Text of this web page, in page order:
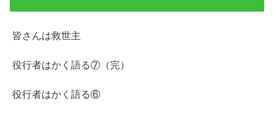
皆さんは救世主
役行者はかく語る⑦（完）
役行者はかく語る⑥